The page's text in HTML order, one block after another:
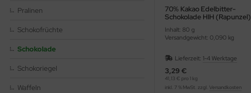
Pralinen
Schokofrüchte
Schokolade
Schokoriegel
Waffeln
70% Kakao Edelbitter-
Schokolade HIH (Rapunzel)
Inhalt: 80 g
Versandgewicht: 0,090 kg
Lieferzeit: 1-4 Werktage
3,29 €
41,13 € pro 1 kg
inkl. 7 % MwSt. zzgl. Versandkosten